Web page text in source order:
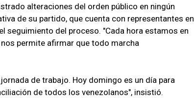
alteraciones del orden público en ningún
de su partido, que cuenta con representantes en
seguimiento del proceso. "Cada hora estamos en
permite afirmar que todo marcha
de trabajo. Hoy domingo es un día para
de todos los venezolanos", insistió.